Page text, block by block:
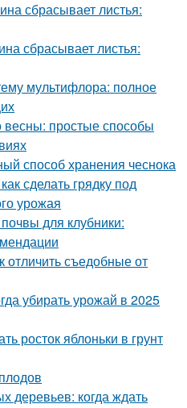
сбрасывает листья:
сбрасывает листья:
мультифлора: полное
весны: простые способы
способ хранения чеснока
сделать грядку под
урожая
для клубники:
отличить съедобные от
убирать урожай в 2025
росток яблоньки в грунт
деревьев: когда ждать